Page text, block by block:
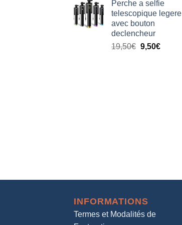
Perche a selfie
telescopique legere
avec bouton
declencheur
19,50€ 9,50€
INFORMATIONS
Termes et Modalités de